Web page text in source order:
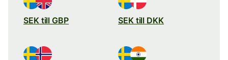
SEK till GBP SEK till DKK